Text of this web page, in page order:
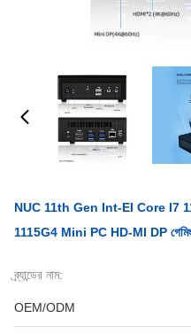
NUC 11th Gen Int-El Core I7
1115G4 Mini PC HD-MI DP গেমিং
ব্র্যান্ডের নাম:
OEM/ODM